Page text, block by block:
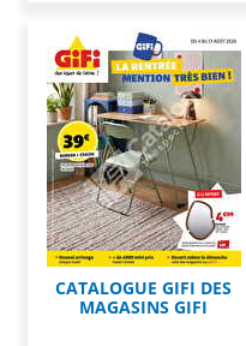
CATALOGUE GIFI DES
MAGASINS GIFI